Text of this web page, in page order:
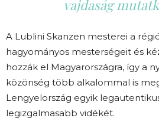
vajdaság
A Lublini Skanzen mesterei a
hagyományos mesterségeit és
hozzák el Magyarországra, így a
közönség több alkalommal is
Lengyelország egyik
legizgalmasabb vidékét.